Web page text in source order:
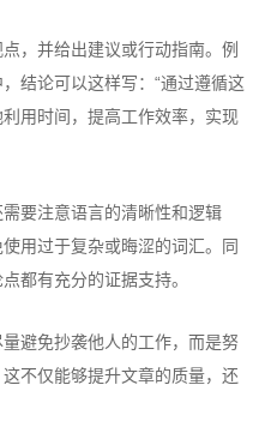
，并给出建议或行动指南。例
结论可以这样写：“通过遵循这
用时间，提高工作效率，实现
要注意语言的清晰性和逻辑
用过于复杂或晦涩的词汇。同
都有充分的证据支持。
避免抄袭他人的工作，而是努
不仅能够提升文章的质量，还